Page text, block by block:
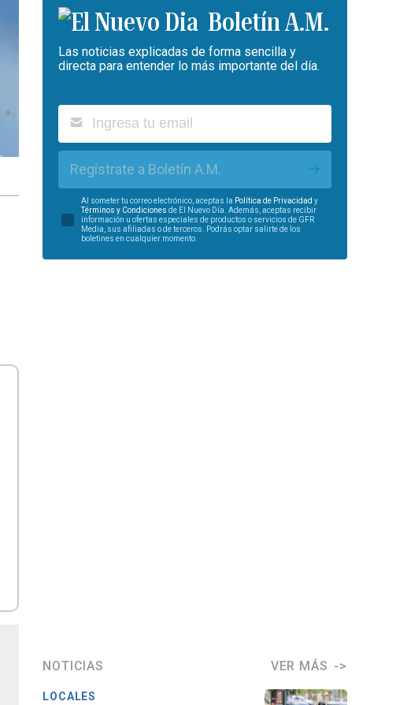
Boletín A.M.
Las noticias explicadas de forma sencilla y
directa para entender lo más importante del día.
Regístrate a Boletín A.M.
Al someter tu correo electrónico, aceptas la Política de Privacidad y
Términos y Condiciones de El Nuevo Día. Además, aceptas recibir
información u ofertas especiales de productos o servicios de GFR
Media, sus afiliadas o de terceros. Podrás optar salirte de los
boletines en cualquier momento.
NOTICIAS VER MÁS
LOCALES